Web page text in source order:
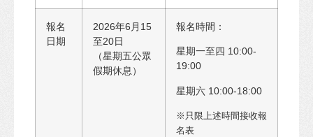
報名
日期
2026年6月15
至20日
（星期五公眾
假期休息）
報名時間：
星期一至四 10:00-
19:00
星期六 10:00-18:00
※只限上述時間接收報
名表